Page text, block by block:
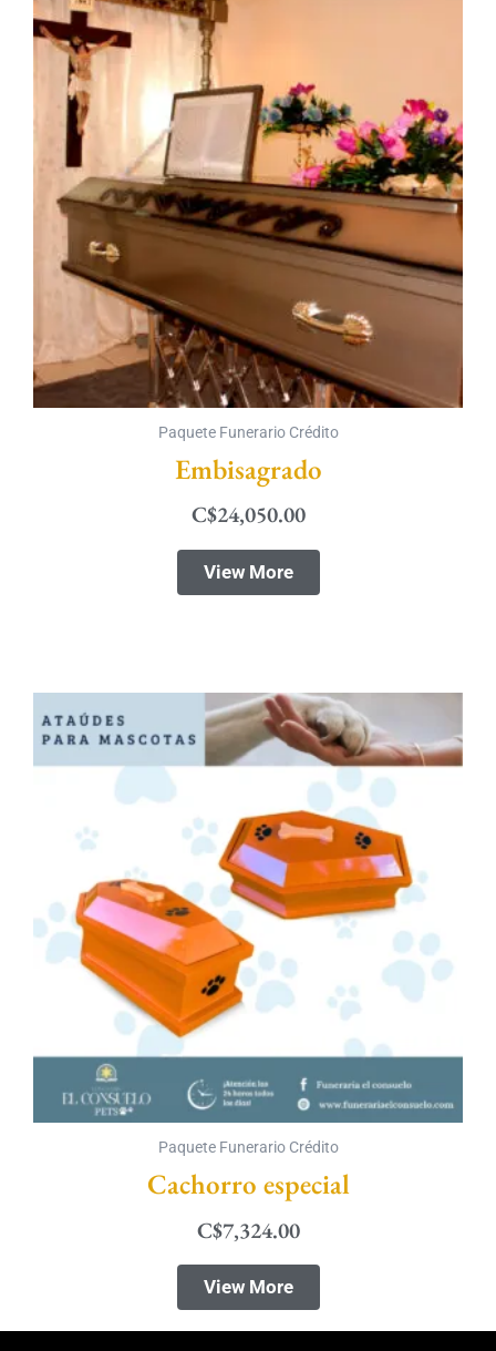
Paquete Funerario Crédito
Embisagrado
C$24,050.00
View More
Paquete Funerario Crédito
Cachorro especial
C$7,324.00
View More